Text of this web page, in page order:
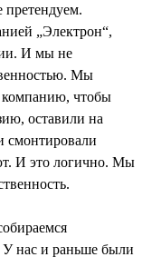
претендуем.
„Электрон“,
И мы не
Мы
чтобы
оставили на
смонтировали
И это логично. Мы
У нас и раньше были